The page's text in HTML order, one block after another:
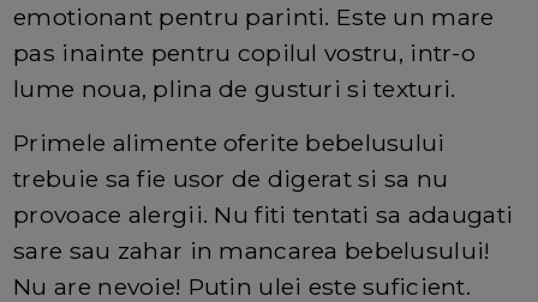
emotionant pentru parinti. Este un mare
pas inainte pentru copilul vostru, intr-o
lume noua, plina de gusturi si texturi.
Primele alimente oferite bebelusului
trebuie sa fie usor de digerat si sa nu
provoace alergii. Nu fiti tentati sa adaugati
sare sau zahar in mancarea bebelusului!
Nu are nevoie! Putin ulei este suficient.